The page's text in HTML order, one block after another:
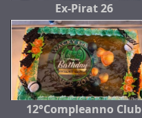
Ex-Pirat 26
12°Compleanno Club